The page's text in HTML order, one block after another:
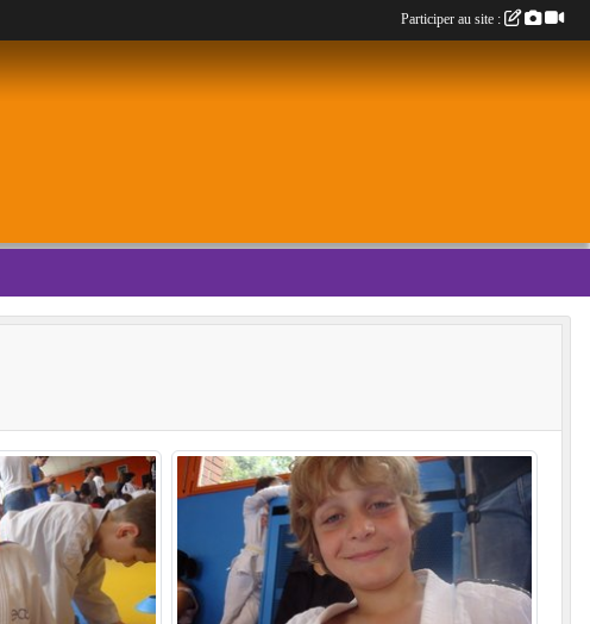
Participer au site :